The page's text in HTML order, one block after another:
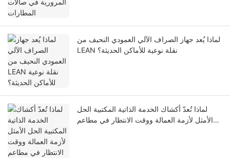
لماذا يُعد جهاز الصراف الآلي العمودي النحيف من
LEAN نقلة نوعية للأماكن الحديثة؟
لماذا تُعدّ أكشاك الخدمة الذاتية المكتبية الحل
الأمثل لأزمة العمالة ووقت الانتظار في مطاعم